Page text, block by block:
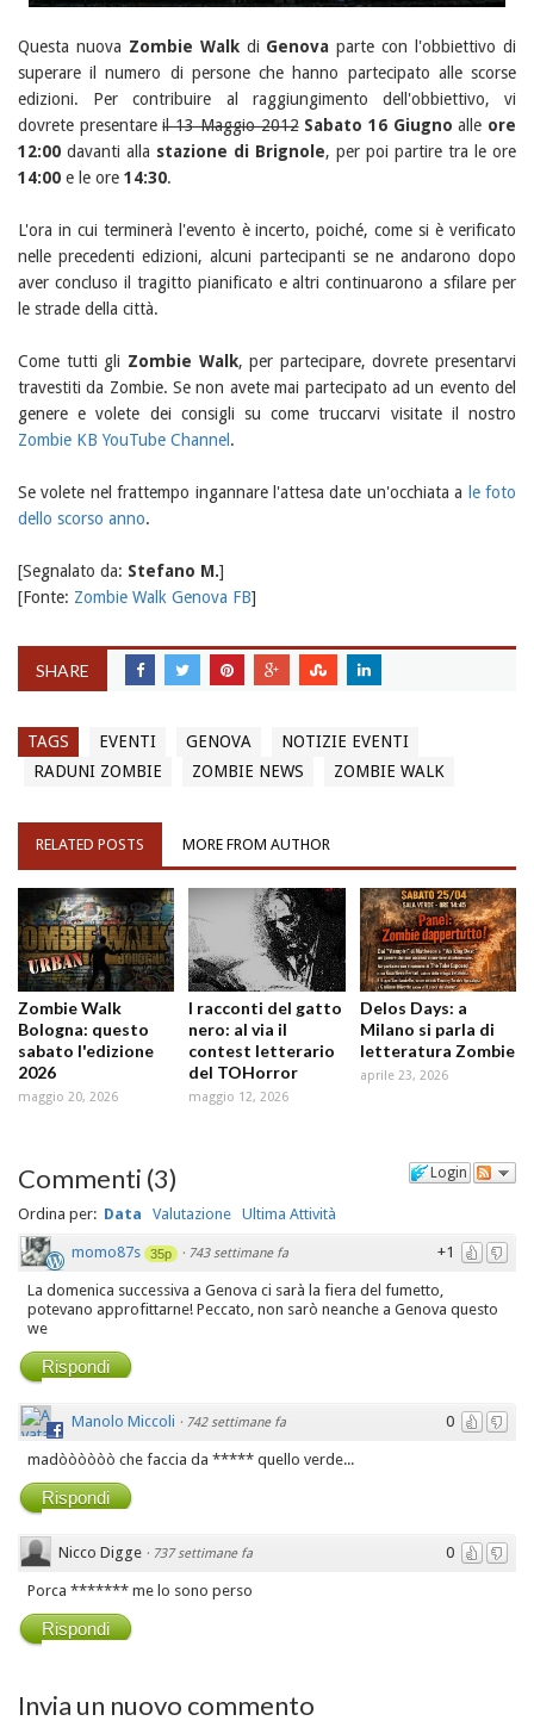
Questa nuova Zombie Walkdi Genova parte con l'obbiettivo di
superare il numero di persone che hanno partecipato alle scorse
edizioni. Per contribuire al raggiungimento dell'obbiettivo, vi
dovrete presentareil 13 Maggio 2012 Sabato 16 Giugno alle ore
12:00 davanti alla stazione di Brignole, per poi partire tra le ore
14:00 e le ore 14:30.
L'ora in cui terminerà l'evento è incerto, poiché, come si è verificato
nelle precedenti edizioni, alcuni partecipanti se ne andarono dopo
aver concluso il tragitto pianificato e altri continuarono a sfilare per
le strade della città.
Come tutti gli Zombie Walk, per partecipare, dovrete presentarvi
travestiti da Zombie. Se non avete mai partecipato ad un evento del
genere e volete dei consigli su come truccarvi visitate il nostro
Zombie KB YouTube Channel .
Se volete nel frattempo ingannare l'attesa date un'occhiata a le foto
dello scorso anno.
[Segnalato da: Stefano M.]
[Fonte: Zombie Walk Genova FB]
SHARE
TAGS EVENTI GENOVA
NOTIZIE EVENTI
RADUNI ZOMBIE
ZOMBIE NEWS ZOMBIE WALK
RELATED POSTS MORE FROM AUTHOR
Zombie Walk
Bologna: questo
sabato l'edizione
2026
maggio 20, 2026
I racconti del gatto
nero: al via il
contest letterario
del TOHorror
maggio 12, 2026
Delos Days: a
Milano si parla di
letteratura Zombie
aprile 23, 2026
Login
Commenti (3)
Ordina per: Data Valutazione Ultima Attività
+1
momo87s 35p · 743 settimane fa
La domenica successiva a Genova ci sarà la fiera del fumetto,
potevano approfittarne! Peccato, non sarò neanche a Genova questo
we
Rispondi
0
Manolo Miccoli · 742 settimane fa
madòòòòòò che faccia da ***** quello verde...
Rispondi
0
Nicco Digge · 737 settimane fa
Porca ******* me lo sono perso
Rispondi
Invia un nuovo commento